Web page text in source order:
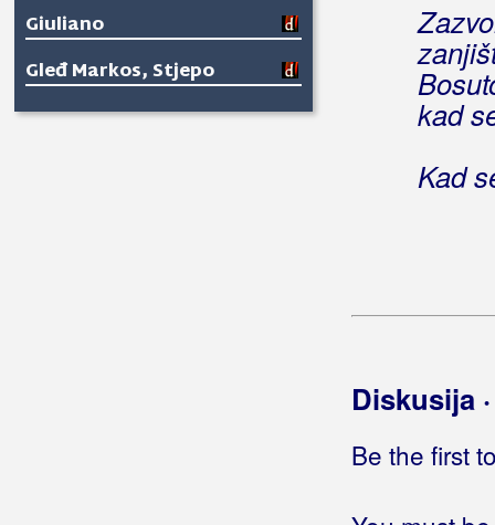
Giuliano
Gleđ Markos, Stjepo
Globus
kad
Kad
Diskusija
Be the first